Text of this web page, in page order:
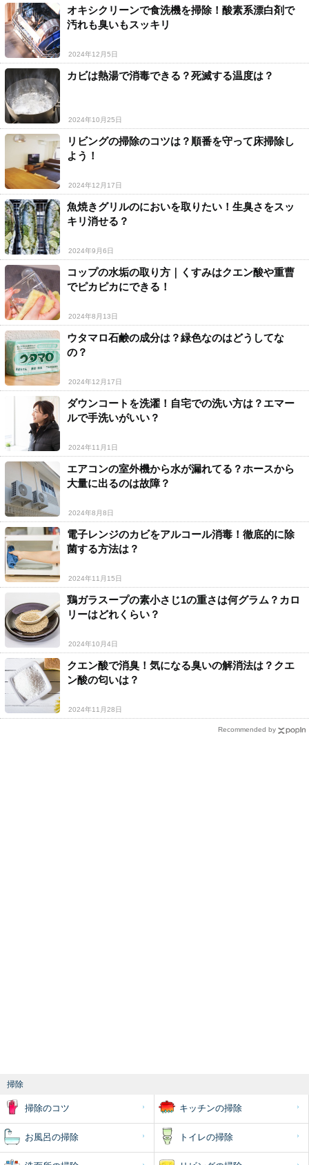
オキシクリーンで食洗機を掃除！酸素系漂白剤で
汚れも臭いもスッキリ
2024年12月5日
カビは熱湯で消毒できる？死滅する温度は？
2024年10月25日
リビングの掃除のコツは？順番を守って床掃除し
よう！
2024年12月17日
魚焼きグリルのにおいを取りたい！生臭さをスッ
キリ消せる？
2024年9月6日
コップの水垢の取り方｜くすみはクエン酸や重曹
でピカピカにできる！
2024年8月13日
ウタマロ石鹸の成分は？緑色なのはどうしてな
の？
2024年12月17日
ダウンコートを洗濯！自宅での洗い方は？エマー
ルで手洗いがいい？
2024年11月1日
エアコンの室外機から水が漏れてる？ホースから
大量に出るのは故障？
2024年8月8日
電子レンジのカビをアルコール消毒！徹底的に除
菌する方法は？
2024年11月15日
鶏ガラスープの素小さじ1の重さは何グラム？カロ
リーはどれくらい？
2024年10月4日
クエン酸で消臭！気になる臭いの解消法は？クエ
ン酸の匂いは？
2024年11月28日
Recommended by
掃除
掃除のコツ キッチンの掃除
お風呂の掃除 トイレの掃除